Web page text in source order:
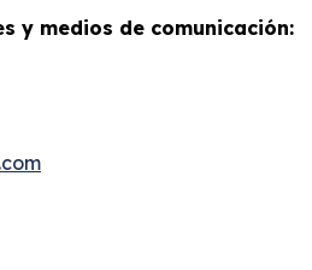
y medios de comunicación: